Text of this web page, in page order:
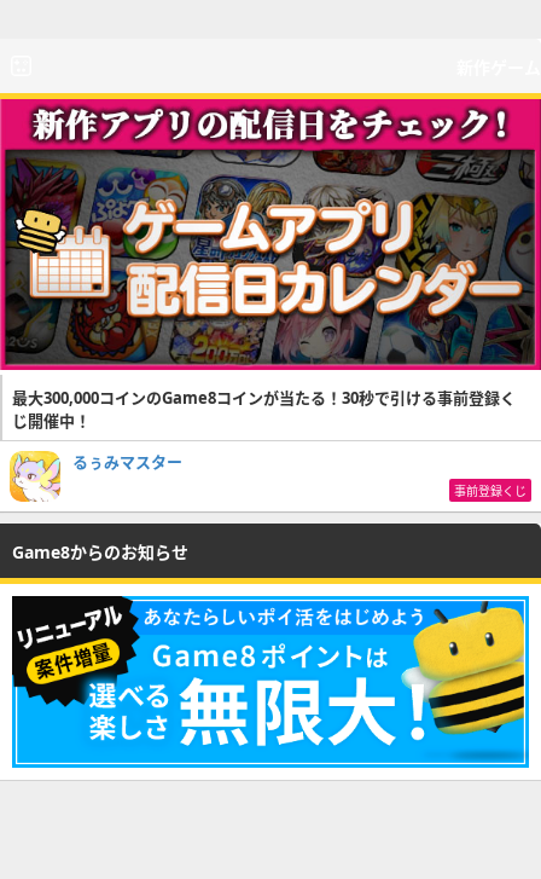
最大300,000コインのGame8コインが当たる！30秒で引ける事前登録く
じ開催中！
るぅみマスター
事前登録くじ
Game8からのお知らせ